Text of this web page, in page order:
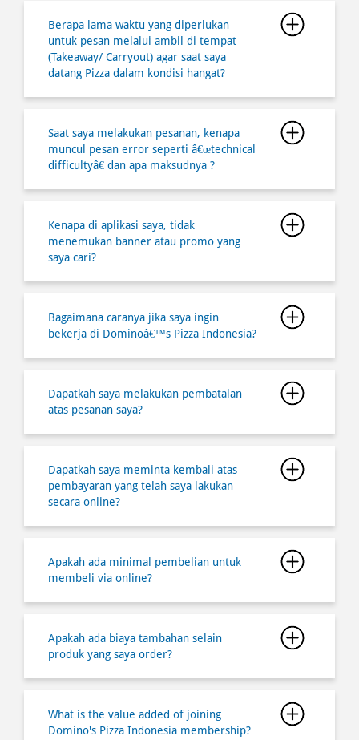
Saat saya melakukan pesanan, kenapa
muncul pesan error seperti â€œtechnical
difficultyâ€ dan apa maksudnya ?
Kenapa di aplikasi saya, tidak
menemukan banner atau promo yang
saya cari?
Bagaimana caranya jika saya ingin
bekerja di Dominoâ€™s Pizza Indonesia?
atas pesanan saya?
pembayaran yang telah saya lakukan
secara online?
Apakah ada minimal pembelian untuk
membeli via online?
produk yang saya order?
Domino's Pizza Indonesia membership?
Pizza Indonesia membership?